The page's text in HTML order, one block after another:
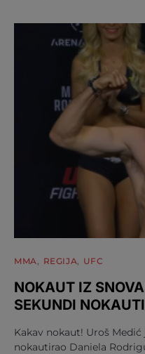
MMA REGIJA UFC
NOKAUT IZ
SEKUNDI
Kakav nokaut! Uroš
nokautirao Daniela